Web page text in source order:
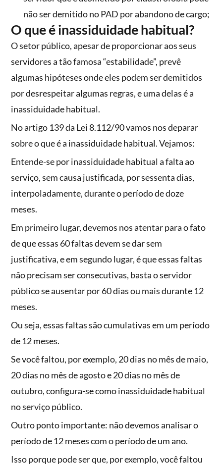
não ser demitido no PAD por abandono de cargo;
O que é inassiduidade habitual?
O setor público, apesar de proporcionar aos seus
servidores a tão famosa “estabilidade”, prevê
algumas hipóteses onde eles podem ser demitidos
por desrespeitar algumas regras, e uma delas é a
inassiduidade habitual.
No artigo 139 da Lei 8.112/90 vamos nos deparar
sobre o que é a inassiduidade habitual. Vejamos:
Entende-se por inassiduidade habitual a falta ao
serviço, sem causa justificada, por sessenta dias,
interpoladamente, durante o período de doze
meses.
Em primeiro lugar, devemos nos atentar para o fato
de que essas 60 faltas devem se dar sem
justificativa, e em segundo lugar, é que essas faltas
não precisam ser consecutivas, basta o servidor
público se ausentar por 60 dias ou mais durante 12
meses.
Ou seja, essas faltas são cumulativas em um período
de 12 meses.
Se você faltou, por exemplo, 20 dias no mês de maio,
20 dias no mês de agosto e 20 dias no mês de
outubro, configura-se como inassiduidade habitual
no serviço público.
Outro ponto importante: não devemos analisar o
período de 12 meses com o período de um ano.
Isso porque pode ser que, por exemplo, você faltou